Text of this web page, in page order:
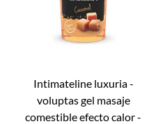
intimateline luxuria -
voluptas gel masaje
comestible efecto calor -